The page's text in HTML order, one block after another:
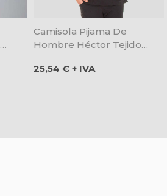
Camisola Pijama De
Hombre Héctor Tejido
Precio
25,54 € + IVA